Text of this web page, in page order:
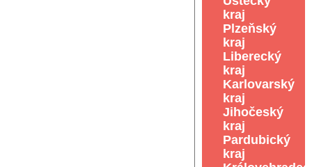
kraj
Plzeňský
kraj
Liberecký
kraj
Karlovarský
kraj
Jihočeský
kraj
Pardubický
kraj